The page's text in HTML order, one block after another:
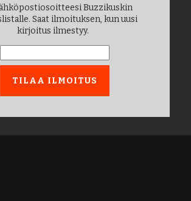
Buzzikuskin
Saat ilmoituksen, kun uusi
kirjoitus ilmestyy.